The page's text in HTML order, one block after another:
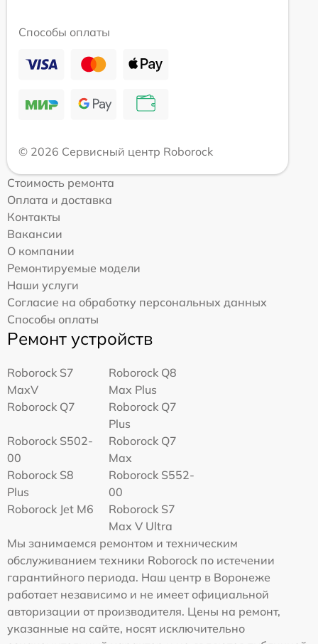
Способы оплаты
© 2026 Сервисный центр Roborock
Стоимость ремонта
Оплата и доставка
Контакты
Вакансии
О компании
Ремонтируемые модели
Наши услуги
Согласие на обработку персональных данных
Способы оплаты
Ремонт устройств
Roborock S7
MaxV
Roborock Q8
Max Plus
Roborock Q7
Roborock Q7
Plus
Roborock S502-
00
Roborock Q7
Max
Roborock S8
Plus
Roborock S552-
00
Roborock Jet M6
Roborock S7
Max V Ultra
Мы занимаемся ремонтом и техническим
обслуживанием техники Roborock по истечении
гарантийного периода. Наш центр в Воронеже
работает независимо и не имеет официальной
авторизации от производителя. Цены на ремонт,
указанные на сайте, носят исключительно